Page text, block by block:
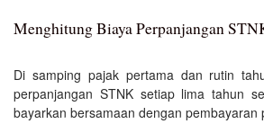
Menghitung Biaya Perpanjangan
Di samping pajak pertama dan rutin
perpanjangan STNK setiap lima tahun
bayarkan bersamaan dengan pembayaran